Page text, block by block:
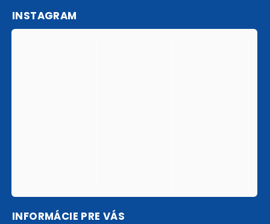
INSTAGRAM
INFORMÁCIE PRE VÁS